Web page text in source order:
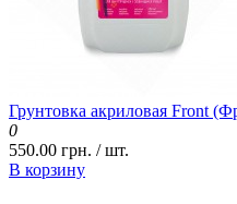
Грунтовка акриловая Front
0
550.00 грн. / шт.
В корзину